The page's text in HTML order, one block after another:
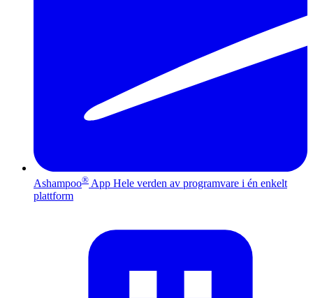
Ashampoo® App Hele verden av programvare i én enkelt
plattform